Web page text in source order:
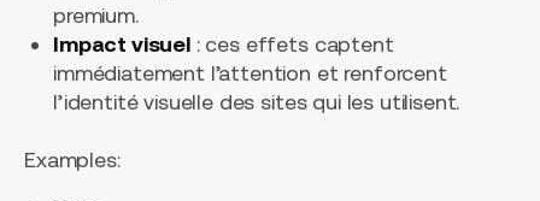
premium.
Impact visuel: ces effets captent
immédiatement l’attention et renforcent
l’identité visuelle des sites qui les utilisent.
Examples: